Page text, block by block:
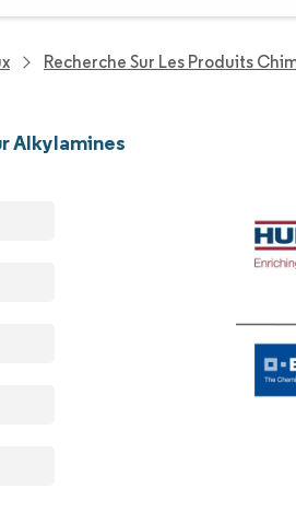
Recherche Sur Les Produits
Alkylamines